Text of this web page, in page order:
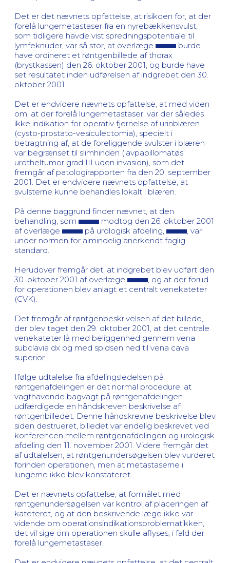
Det er det nævnets opfattelse, at risikoen for, at der
forelå lungemetastaser fra en nyrebækkensvulst,
som tidligere havde vist spredningspotentiale til
lymfeknuder, var så stor, at overlæge
burde
have ordineret et røntgenbillede af thorax
(brystkassen) den 26. oktober 2001, og burde have
set resultatet inden udførelsen af indgrebet den 30.
oktober 2001.
Det er endvidere nævnets opfattelse, at med viden
om, at der forelå lungemetastaser, var der således
ikke indikation for operativ fjernelse af urinblæren
(cysto-prostato-vesiculectomia), specielt i
betragtning af, at de foreliggende svulster i blæren
var begrænset til slimhinden (lavpapillomatøs
urotheltumor grad III uden invasion), som det
fremgår af patologirapporten fra den 20. september
2001. Det er endvidere nævnets opfattelse, at
svulsterne kunne behandles lokalt i blæren.
På denne baggrund finder nævnet, at den
behandling, som
modtog den 26. oktober 2001
af overlæge
på urologisk afdeling,
, var
under normen for almindelig anerkendt faglig
standard.
Herudover fremgår det, at indgrebet blev udført den
30. oktober 2001 af overlæge
, og at der forud
for operationen blev anlagt et centralt venekateter
(CVK).
Det fremgår af røntgenbeskrivelsen af det billede,
der blev taget den 29. oktober 2001, at det centrale
venekateter lå med beliggenhed gennem vena
subclavia dx og med spidsen ned til vena cava
superior.
Ifølge udtalelse fra afdelingsledelsen på
røntgenafdelingen er det normal procedure, at
vagthavende bagvagt på røntgenafdelingen
udfærdigede en håndskreven beskrivelse af
røntgenbilledet. Denne håndskrevne beskrivelse blev
siden destrueret, billedet var endelig beskrevet ved
konferencen mellem røntgenafdelingen og urologisk
afdeling den 11. november 2001. Videre fremgår det
af udtalelsen, at røntgenundersøgelsen blev vurderet
forinden operationen, men at metastaserne i
lungerne ikke blev konstateret.
Det er nævnets opfattelse, at formålet med
røntgenundersøgelsen var kontrol af placeringen af
kateteret, og at den beskrivende læge ikke var
vidende om operationsindikationsproblematikken,
det vil sige om operationen skulle aflyses, i fald der
forelå lungemetastaser.